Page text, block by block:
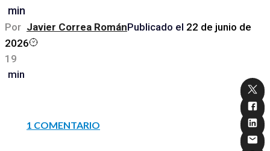
min
Por Javier Correa RománPublicado el 22 de junio de
2026
19
min
1 COMENTARIO